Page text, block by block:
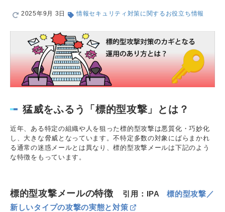
2025年9月 3日 情報セキュリティ対策に関するお役立ち情報
猛威をふるう「標的型攻撃」とは？
近年、ある特定の組織や人を狙った標的型攻撃は悪質化・巧妙化
し、大きな脅威となっています。不特定多数の対象にばらまかれ
る通常の迷惑メールとは異なり、標的型攻撃メールは下記のよう
な特徴をもっています。
標的型攻撃メールの特徴 引用：IPA標的型攻撃／
新しいタイプの攻撃の実態と対策